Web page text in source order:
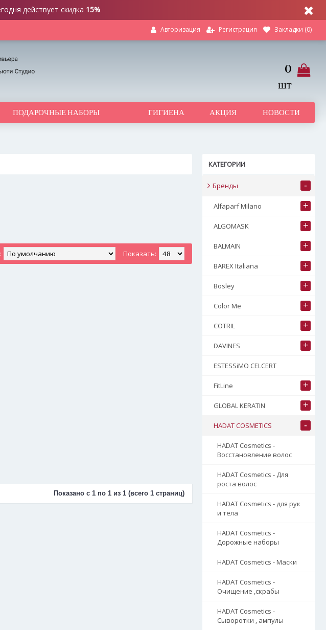
действует скидка 15%
Авторизация Регистрация Закладки (0)
0
шт
ПОДАРОЧНЫЕ НАБОРЫ ГИГИЕНА АКЦИЯ НОВОСТИ
КАТЕГОРИИ
Бренды -
Alfaparf Milano +
ALGOMASK +
BALMAIN +
BAREX Italiana +
Bosley +
Color Me +
COTRIL +
DAVINES +
ESTESSiMO CELCERT
FitLine +
GLOBAL KERATIN +
HADAT COSMETICS -
HADAT Cosmetics -
Восстановление волос
HADAT Cosmetics - Для
роста волос
HADAT Cosmetics - для рук
и тела
HADAT Cosmetics -
Дорожные наборы
HADAT Cosmetics - Маски
HADAT Cosmetics -
Очищение ,скрабы
HADAT Cosmetics -
Сыворотки , ампулы
Показать:
Показано с 1 по 1 из 1 (всего 1 страниц)